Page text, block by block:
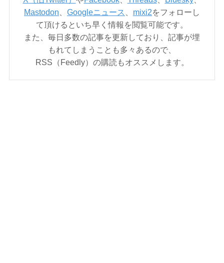
Mastodon
Googleニュース mixi2をフォローし
て頂けるといち早く情報を閲覧可能です。
また、毎日多数の記事を更新しており、記事が埋
もれてしまうことも多々あるので、
RSS（Feedly）の購読もオススメします。